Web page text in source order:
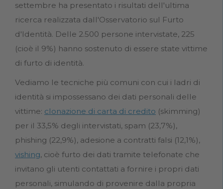
settembre ha presentato i risultati dell'ultima
ricerca realizzata dall'Osservatorio sul Furto
d'Identità. Delle 2.500 persone intervistate, 225
(cioè il 9%) hanno sostenuto di essere state vittime
di furto di identità.
Vediamo le tecniche più comuni con cui i ladri di
identità si impossessano dei dati personali delle
vittime: clonazione di carta di credito (skimming)
per il 33,5% degli intervistati, spam (23,7%),
phishing (22,9%), adesione a contratti falsi (12,1%),
vishing, cioè furto dei dati tramite telefonate che
invitano gli utenti contattati a fornire i propri dati
personali, simulando di provenire dalla propria